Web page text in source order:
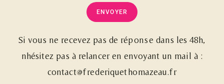
ENVOYER
Si vous ne recevez pas de réponse dans les 48h,
nhésitez pas à relancer en envoyant un mail à :
contact@frederiquethomazeau.fr